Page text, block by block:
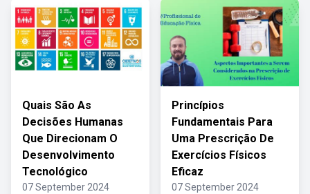
Quais São As
Decisões Humanas
Que Direcionam O
Desenvolvimento
Tecnológico
07 September 2024
Princípios
Fundamentais Para
Uma Prescrição De
Exercícios Físicos
Eficaz
07 September 2024